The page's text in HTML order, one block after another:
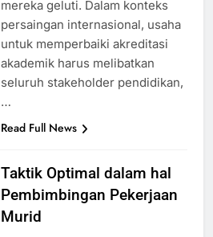
mereka geluti. Dalam konteks
persaingan internasional, usaha
untuk memperbaiki akreditasi
akademik harus melibatkan
seluruh stakeholder pendidikan,
…
Read Full News
Taktik Optimal dalam hal
Pembimbingan Pekerjaan
Murid